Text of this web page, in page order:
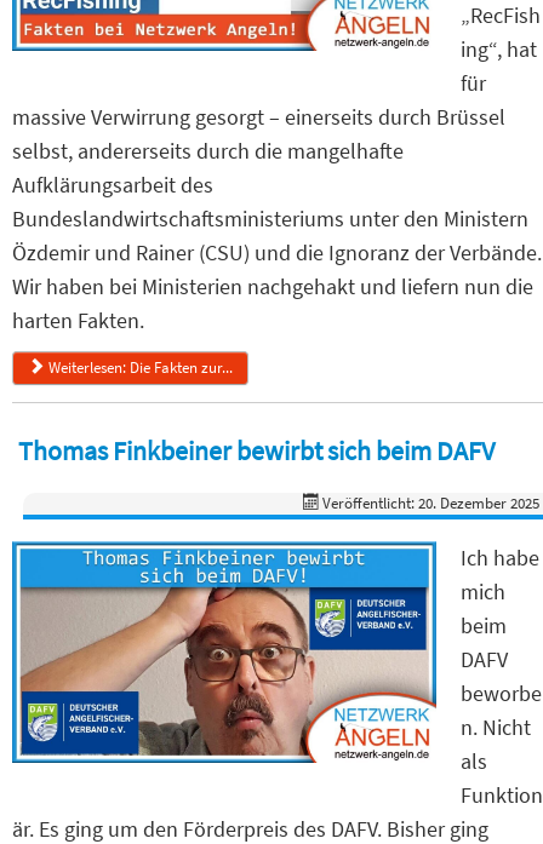
„RecFish
ing“, hat
für
massive Verwirrung gesorgt – einerseits durch Brüssel
selbst, andererseits durch die mangelhafte
Aufklärungsarbeit des
Bundeslandwirtschaftsministeriums unter den Ministern
Özdemir und Rainer (CSU) und die Ignoranz der Verbände.
Wir haben bei Ministerien nachgehakt und liefern nun die
harten Fakten.
Weiterlesen: Die Fakten zur...
Thomas Finkbeiner bewirbt sich beim DAFV
Veröffentlicht: 20. Dezember 2025
Ich habe
mich
beim
DAFV
beworbe
n. Nicht
als
Funktion
är. Es ging um den Förderpreis des DAFV. Bisher ging